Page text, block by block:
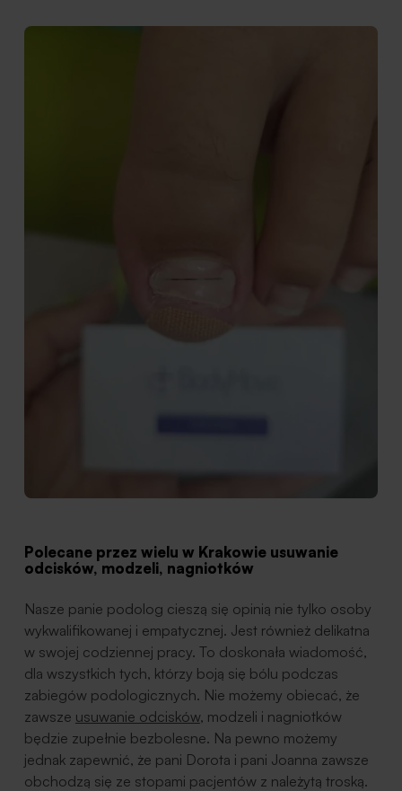
Polecane przez wielu w Krakowie usuwanie
odcisków, modzeli, nagniotków
Nasze panie podolog cieszą się opinią nie tylko osoby
wykwalifikowanej i empatycznej. Jest również delikatna
w swojej codziennej pracy. To doskonała wiadomość,
dla wszystkich tych, którzy boją się bólu podczas
zabiegów podologicznych. Nie możemy obiecać, że
zawsze usuwanie odcisków, modzeli i nagniotków
będzie zupełnie bezbolesne. Na pewno możemy
jednak zapewnić, że pani Dorota i pani Joanna zawsze
obchodzą się ze stopami pacjentów z należytą troską.